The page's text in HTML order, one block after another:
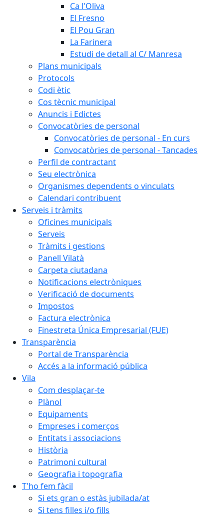
Ca l'Oliva
El Fresno
El Pou Gran
La Farinera
Estudi de detall al C/ Manresa
Plans municipals
Protocols
Codi ètic
Cos tècnic municipal
Anuncis i Edictes
Convocatòries de personal
Convocatòries de personal - En curs
Convocatòries de personal - Tancades
Perfil de contractant
Seu electrònica
Organismes dependents o vinculats
Calendari contribuent
Serveis i tràmits
Oficines municipals
Serveis
Tràmits i gestions
Panell Vilatà
Carpeta ciutadana
Notificacions electròniques
Verificació de documents
Impostos
Factura electrònica
Finestreta Única Empresarial (FUE)
Transparència
Portal de Transparència
Accés a la informació pública
Vila
Com desplaçar-te
Plànol
Equipaments
Empreses i comerços
Entitats i associacions
Història
Patrimoni cultural
Geografia i topografia
T'ho fem fàcil
Si ets gran o estàs jubilada/at
Si tens filles i/o fills